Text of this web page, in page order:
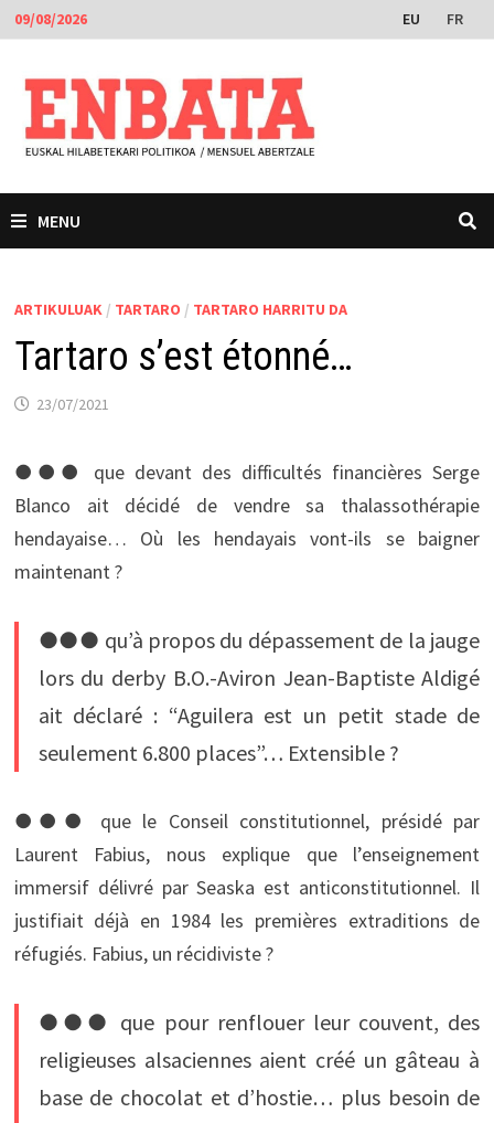
Skip
to
content
09/08/2026 EU FR
MENU
ARTIKULUAK / TARTARO / TARTARO HARRITU DA
Tartaro s’est étonné…
23/07/2021
●●● que devant des difficultés financières Serge
Blanco ait décidé de vendre sa thalassothérapie
hendayaise… Où les hendayais vont-ils se baigner
maintenant ? 
●●● qu’à propos du dépassement de la jauge
lors du derby B.O.-Aviron Jean-Baptiste Aldigé
ait déclaré : “Aguilera est un petit stade de
seulement 6.800 places”… Extensible ? 
●●● que le Conseil constitutionnel, présidé par
Laurent Fabius, nous explique que l’enseignement
immersif délivré par Seaska est anticonstitutionnel. Il
justifiait déjà en 1984 les premières extraditions de
réfugiés. Fabius, un récidiviste ? 
●●● que pour renflouer leur couvent, des
religieuses alsaciennes aient créé un gâteau à
base de chocolat et d’hostie… plus besoin de